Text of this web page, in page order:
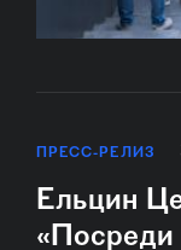
ПРЕСС-РЕЛИЗ
Ельцин